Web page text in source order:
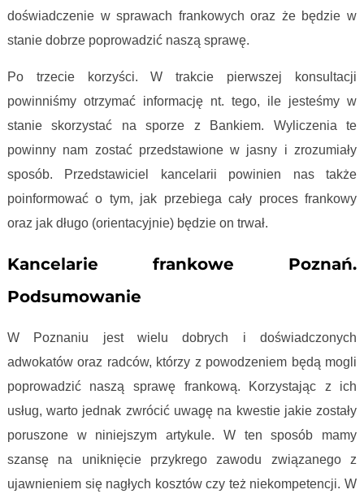
doświadczenie w sprawach frankowych oraz że będzie w
stanie dobrze poprowadzić naszą sprawę.
Po trzecie korzyści. W trakcie pierwszej konsultacji
powinniśmy otrzymać informację nt. tego, ile jesteśmy w
stanie skorzystać na sporze z Bankiem. Wyliczenia te
powinny nam zostać przedstawione w jasny i zrozumiały
sposób. Przedstawiciel kancelarii powinien nas także
poinformować o tym, jak przebiega cały proces frankowy
oraz jak długo (orientacyjnie) będzie on trwał.
Kancelarie frankowe Poznań.
Podsumowanie
W Poznaniu jest wielu dobrych i doświadczonych
adwokatów oraz radców, którzy z powodzeniem będą mogli
poprowadzić naszą sprawę frankową. Korzystając z ich
usług, warto jednak zwrócić uwagę na kwestie jakie zostały
poruszone w niniejszym artykule. W ten sposób mamy
szansę na uniknięcie przykrego zawodu związanego z
ujawnieniem się nagłych kosztów czy też niekompetencji. W